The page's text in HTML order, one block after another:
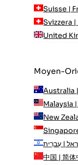
Suisse |
Svizzera
United
Moyen-
Australia
Malaysia
New
| עִברִית
中国 | 简体